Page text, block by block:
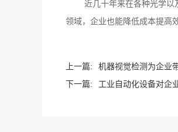
近几十年来在各种光学
领域，企业也能降低成本提高
上一篇:
机器视觉检测为企业
下一篇:
工业自动化设备对企